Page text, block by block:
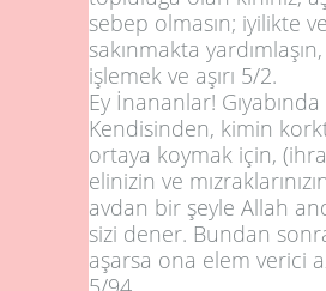
sebep olmasın; iyilikte
sakınmakta
işlemek ve aşırı 5/2.
Ey İnananlar! Gıyabında
Kendisinden, kimin
ortaya koymak için,
elinizin ve
avdan bir şeyle Allah
sizi dener. Bundan
aşarsa ona elem verici